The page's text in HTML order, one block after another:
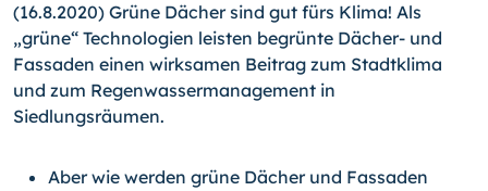
(16.8.2020) Grüne Dächer sind gut fürs Klima! Als
„grüne“ Technologien leisten begrünte Dächer- und
Fassaden einen wirksamen Beitrag zum Stadtklima
und zum Regenwassermanagement in
Siedlungsräumen.
Aber wie werden grüne Dächer und Fassaden